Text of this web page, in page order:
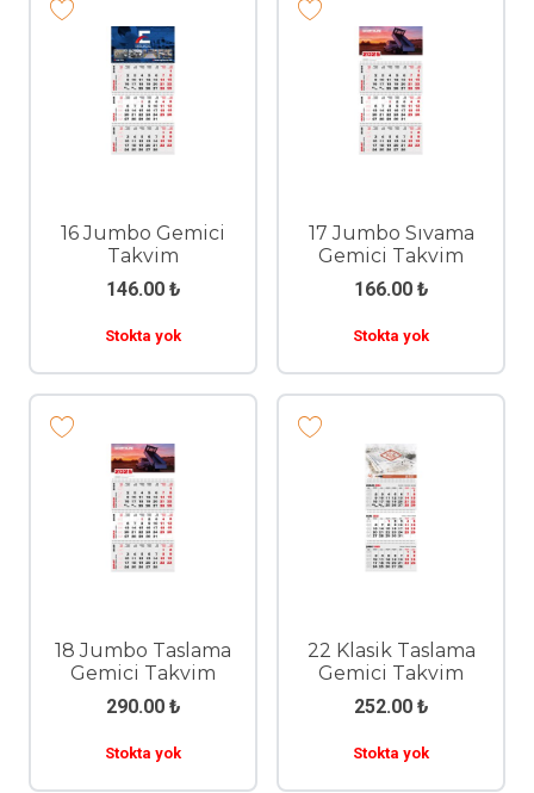
16 Jumbo Gemici
Takvim
146.00 ₺
Stokta yok
17 Jumbo Sıvama
Gemici Takvim
166.00 ₺
Stokta yok
18 Jumbo Taslama
Gemici Takvim
290.00 ₺
Stokta yok
22 Klasik Taslama
Gemici Takvim
252.00 ₺
Stokta yok